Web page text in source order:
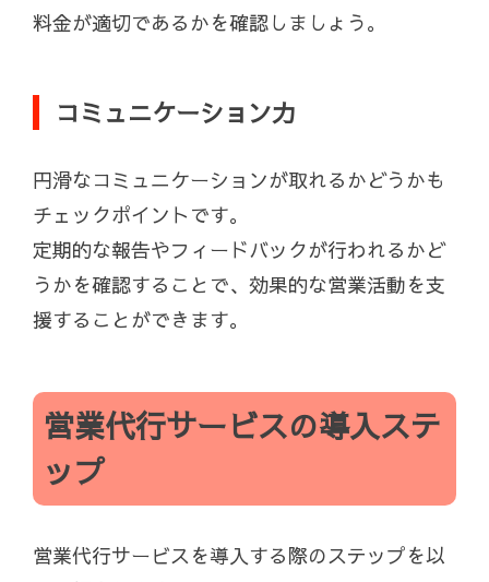
料金が適切であるかを確認しましょう。
コミュニケーション力
円滑なコミュニケーションが取れるかどうかも
チェックポイントです。
定期的な報告やフィードバックが行われるかど
うかを確認することで、効果的な営業活動を支
援することができます。
営業代行サービスの導入ステ
ップ
営業代行サービスを導入する際のステップを以